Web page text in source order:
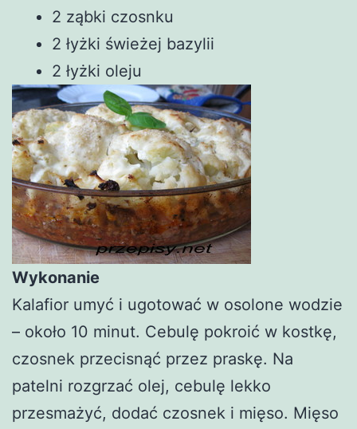
2 ząbki czosnku
2 łyżki świeżej bazylii
2 łyżki oleju
Wykonanie
Kalafior umyć i ugotować w osolone wodzie
– około 10 minut. Cebulę pokroić w kostkę,
czosnek przecisnąć przez praskę. Na
patelni rozgrzać olej, cebulę lekko
przesmażyć, dodać czosnek i mięso. Mięso